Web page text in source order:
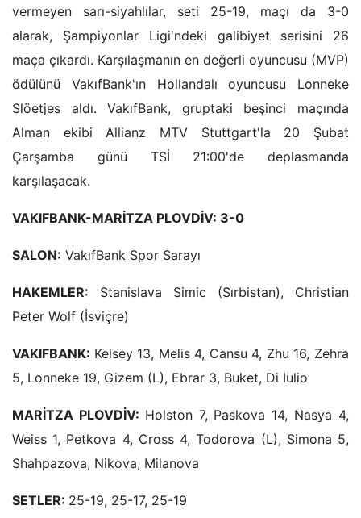
vermeyen sarı-siyahlılar, seti 25-19, maçı da 3-0
alarak, Şampiyonlar Ligi'ndeki galibiyet serisini 26
maça çıkardı. Karşılaşmanın en değerli oyuncusu (MVP)
ödülünü VakıfBank'ın Hollandalı oyuncusu Lonneke
Slöetjes aldı. VakıfBank, gruptaki beşinci maçında
Alman ekibi Allianz MTV Stuttgart'la 20 Şubat
Çarşamba günü TSİ 21:00'de deplasmanda
karşılaşacak.
VAKIFBANK-MARİTZA PLOVDİV: 3-0
SALON: VakıfBank Spor Sarayı
HAKEMLER: Stanislava Simic (Sırbistan), Christian
Peter Wolf (İsviçre)
VAKIFBANK: Kelsey 13, Melis 4, Cansu 4, Zhu 16, Zehra
5, Lonneke 19, Gizem (L), Ebrar 3, Buket, Di Iulio
MARİTZA PLOVDİV: Holston 7, Paskova 14, Nasya 4,
Weiss 1, Petkova 4, Cross 4, Todorova (L), Simona 5,
Shahpazova, Nikova, Milanova
SETLER: 25-19, 25-17, 25-19